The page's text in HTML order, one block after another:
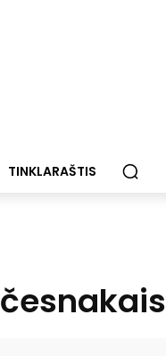
TINKLARAŠTIS